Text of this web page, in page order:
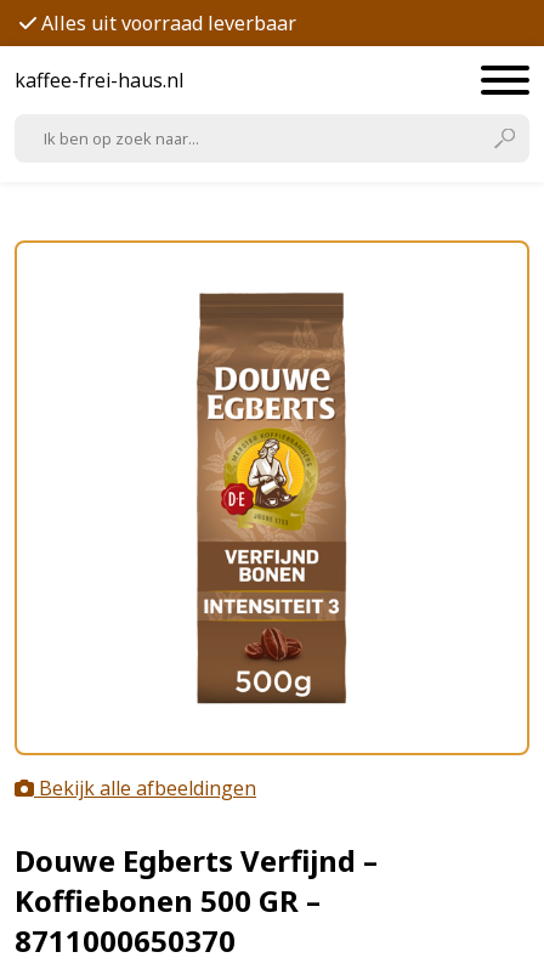
Alles uit voorraad leverbaar
kaffee-frei-haus.nl
Bekijk alle afbeeldingen
Douwe Egberts Verfijnd –
Koffiebonen 500 GR –
8711000650370